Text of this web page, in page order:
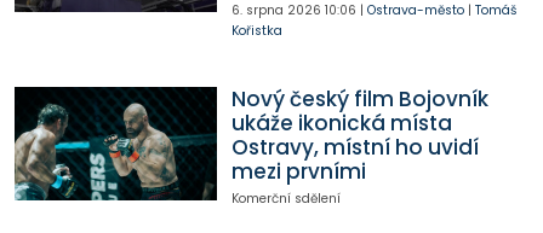
6. srpna 2026 10:06 | Ostrava-město| Tomáš
Kořistka
Nový český film Bojovník
ukáže ikonická místa
Ostravy, místní ho uvidí
mezi prvními
Komerční sdělení